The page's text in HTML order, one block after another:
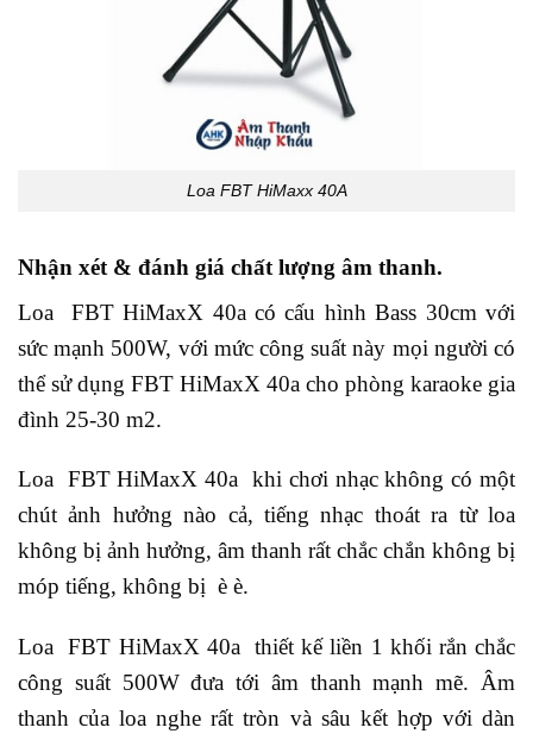
Loa FBT HiMaxx 40A
Nhận xét & đánh giá chất lượng âm thanh.
Loa FBT HiMaxX 40a có cấu hình Bass 30cm với
sức mạnh 500W, với mức công suất này mọi người có
thể sử dụng FBT HiMaxX 40a cho phòng karaoke gia
đình 25-30 m2.
Loa FBT HiMaxX 40a khi chơi nhạc không có một
chút ảnh hưởng nào cả, tiếng nhạc thoát ra từ loa
không bị ảnh hưởng, âm thanh rất chắc chắn không bị
móp tiếng, không bị è è.
Loa FBT HiMaxX 40a thiết kế liền 1 khối rắn chắc
công suất 500W đưa tới âm thanh mạnh mẽ. Âm
thanh của loa nghe rất tròn và sâu kết hợp với dàn